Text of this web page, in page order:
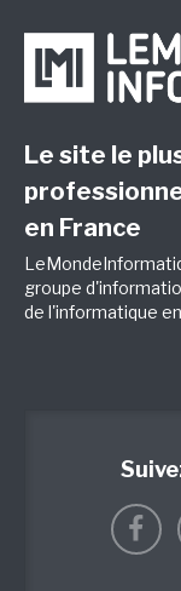
Le site le
en France
groupe
de l'informatique